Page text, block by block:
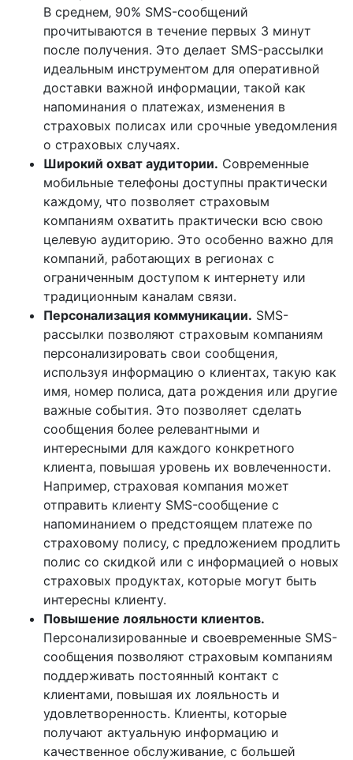
В среднем‚ 90% SMS-сообщений
прочитываются в течение первых 3 минут
после получения. Это делает SMS-рассылки
идеальным инструментом для оперативной
доставки важной информации‚ такой как
напоминания о платежах‚ изменения в
страховых полисах или срочные уведомления
о страховых случаях.
Широкий охват аудитории. Современные
мобильные телефоны доступны практически
каждому‚ что позволяет страховым
компаниям охватить практически всю свою
целевую аудиторию. Это особенно важно для
компаний‚ работающих в регионах с
ограниченным доступом к интернету или
традиционным каналам связи.
Персонализация коммуникации. SMS-
рассылки позволяют страховым компаниям
персонализировать свои сообщения‚
используя информацию о клиентах‚ такую как
имя‚ номер полиса‚ дата рождения или другие
важные события. Это позволяет сделать
сообщения более релевантными и
интересными для каждого конкретного
клиента‚ повышая уровень их вовлеченности.
Например‚ страховая компания может
отправить клиенту SMS-сообщение с
напоминанием о предстоящем платеже по
страховому полису‚ с предложением продлить
полис со скидкой или с информацией о новых
страховых продуктах‚ которые могут быть
интересны клиенту.
Повышение лояльности клиентов.
Персонализированные и своевременные SMS-
сообщения позволяют страховым компаниям
поддерживать постоянный контакт с
клиентами‚ повышая их лояльность и
удовлетворенность. Клиенты‚ которые
получают актуальную информацию и
качественное обслуживание‚ с большей